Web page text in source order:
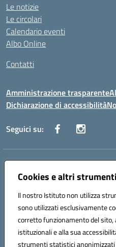
Cookies e altri
Il nostro Istituto non utilizza
sono utilizzati esclusivamente
corretto funzionamento del sito,
istituzionali e alla sua
strumenti statistici anonimizzati
Le notizie
Le circolari
Calendario eventi
Albo Online
Contatti
Amministrazione trasparente
Dichiarazione di accessibilità
Seguici su:
Indirizzo:
Centralino:0881636571 Email:
Codice fiscale: 80031370713
Codice meccanografico:
FGPS040004
Codice Indice delle Pubbliche